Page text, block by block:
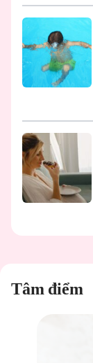
Tâm điểm